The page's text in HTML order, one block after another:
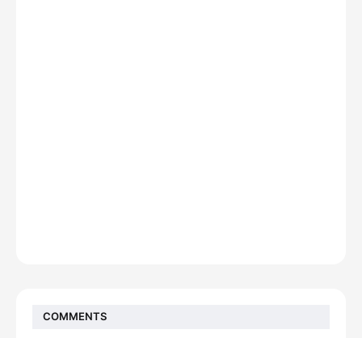
COMMENTS